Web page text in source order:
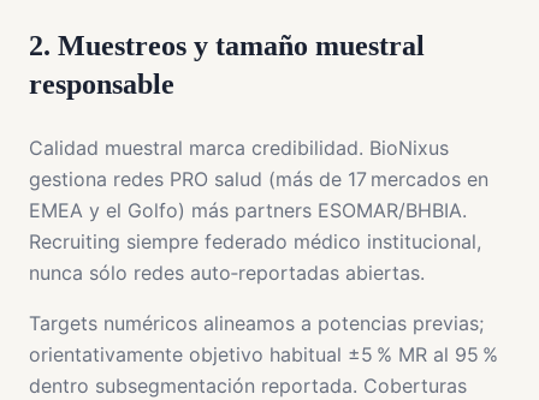
2. Muestreos y tamaño muestral
responsable
Calidad muestral marca credibilidad. BioNixus
gestiona redes PRO salud (más de 17 mercados en
EMEA y el Golfo) más partners ESOMAR/BHBIA.
Recruiting siempre federado médico institucional,
nunca sólo redes auto‑reportadas abiertas.
Targets numéricos alineamos a potencias previas;
orientativamente objetivo habitual ±5 % MR al 95 %
dentro subsegmentación reportada. Coberturas